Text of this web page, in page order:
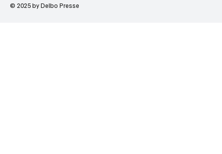
© 2025 by Delbo Presse